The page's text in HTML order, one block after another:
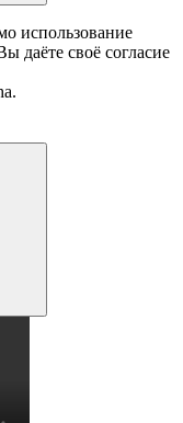
использование
даёте своё согласие